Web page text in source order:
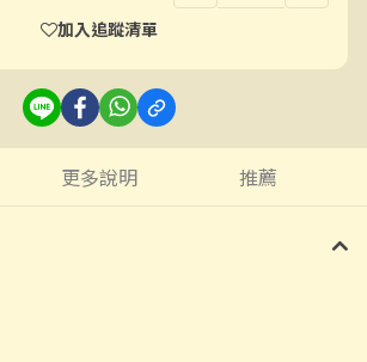
加入追蹤清單
更多說明 推薦